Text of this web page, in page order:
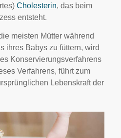
Cholesterin, das beim
entsteht.
meisten Mütter während
ihres Babys zu füttern, wird
Konservierungsverfahrens
Verfahrens, führt zum
Lebenskraft der